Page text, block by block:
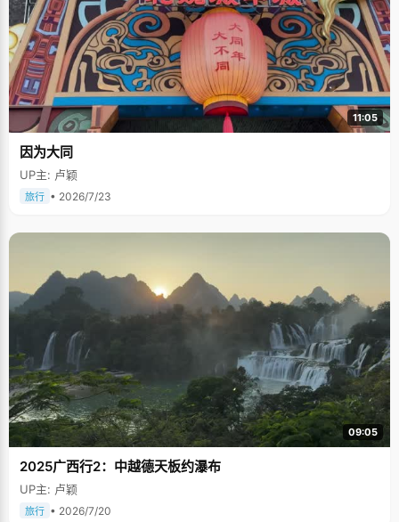
11:05
因为大同
UP主: 卢颖
旅行 • 2026/7/23
09:05
2025广西行2：中越德天板约瀑布
UP主: 卢颖
旅行 • 2026/7/20